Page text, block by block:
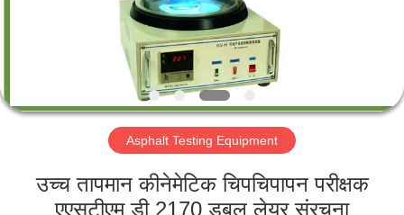
में
भ्रमण
Asphalt Testing Equipment
उच्च तापमान कीनेमेटिक चिपचिपापन परीक्षक
एएसटीएम डी 2170 डबल लेयर संरचना